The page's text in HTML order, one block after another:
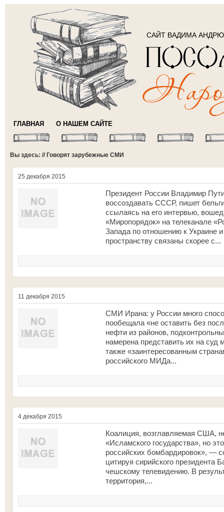
САЙТ ВАДИМА
ГЛАВНАЯ О НАШЕМ САЙТЕ
Вы здесь: // Говорят зарубежные СМИ
25 декабря 2015
Президент России Владимир
воссоздавать СССР, пишет
ссылаясь на его интервью,
«Миропорядок» на телеканале
Запада по отношению к Украине
пространству связаны скорее с...
11 декабря 2015
СМИ Ирана: у России много
пообещала «не оставить без
нефти из районов,
намерена представить их на
также «заинтересованным
российского МИДа...
4 декабря 2015
Коалиция, возглавляемая США,
«Исламского государства», но
российских бомбардировок», —
цитируя сирийского президента
чешскому телевидению. В
территория,...